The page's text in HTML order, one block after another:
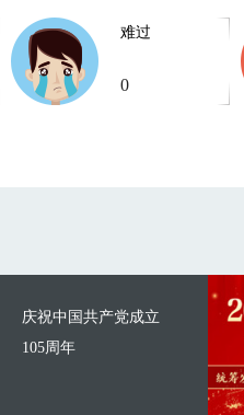
难过
0
庆祝中国共产党成立
105周年